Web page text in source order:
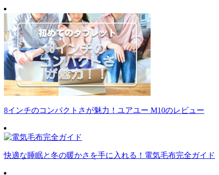
8インチのコンパクトさが魅力！ユアユー M10のレビュー
快適な睡眠と冬の暖かさを手に入れる！電気毛布完全ガイド